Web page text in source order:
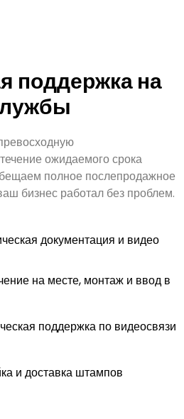
поддержка на
ожидаемого срока
полное послепродажное
бизнес работал без проблем.
документация и видео
на месте, монтаж и ввод в
поддержка по видеосвязи
и доставка штампов